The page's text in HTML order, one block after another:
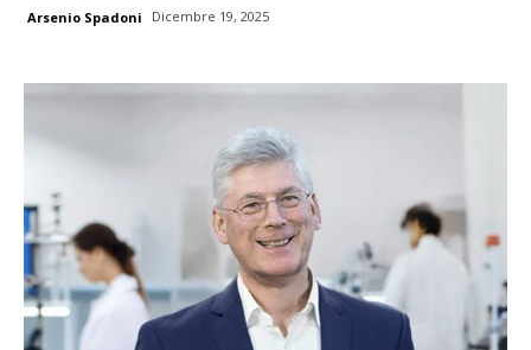
Arsenio Spadoni Dicembre 19, 2025